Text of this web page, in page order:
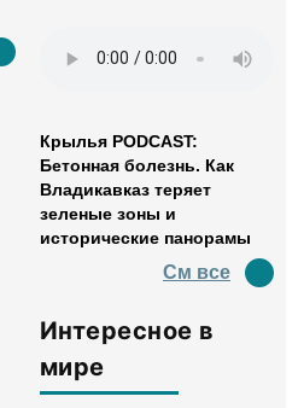
Крылья PODCAST:
Бетонная болезнь. Как
Владикавказ теряет
зеленые зоны и
исторические панорамы
См все
Интересное в
мире